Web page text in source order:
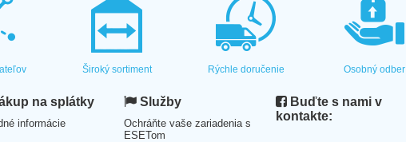
Široký sortiment Rýchle doručenie Osobný odber
na splátky
informácie
Služby
Ochráňte vaše zariadenia s
ESETom
Buďte s nami v
kontakte: